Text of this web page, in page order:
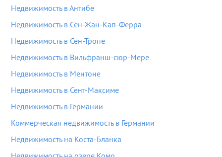
Недвижимость в Антибе
Недвижимость в Сен-Жан-Кап-Ферра
Недвижимость в Сен-Тропе
Недвижимость в Вильфранш-сюр-Мере
Недвижимость в Ментоне
Недвижимость в Сент-Максиме
Недвижимость в Германии
Коммерческая недвижимость в Германии
Недвижимость на Коста-Бланка